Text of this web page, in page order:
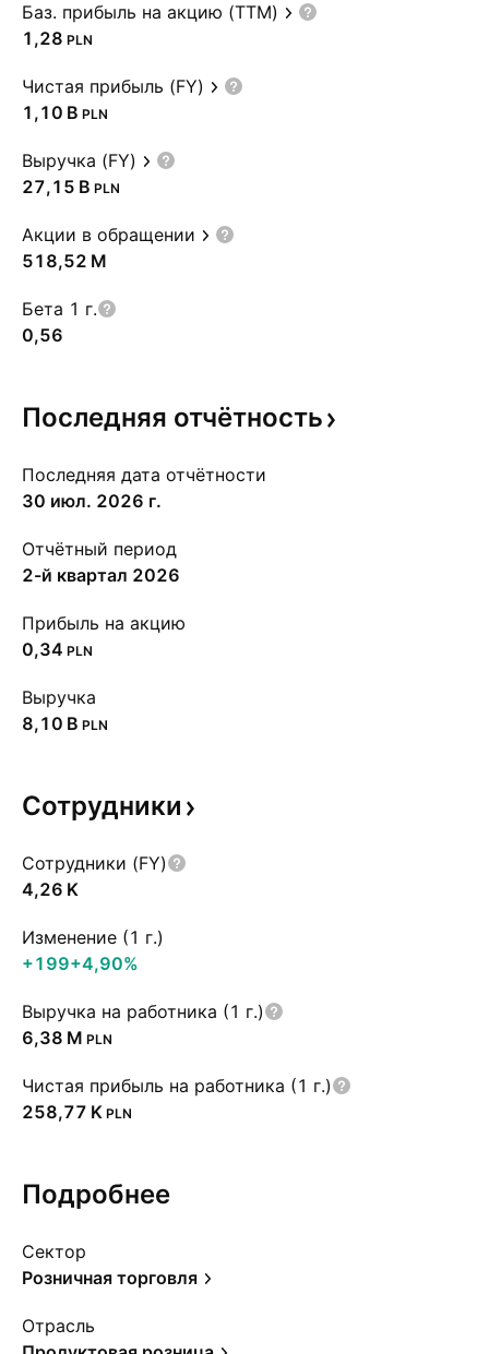
Баз. прибыль на акцию (TTM)
1,28 PLN
Чистая прибыль (FY)
‪1,10 B‬ PLN
Выручка (FY)
‪27,15 B‬ PLN
Акции в обращении
‪518,52 M‬
Бета 1 г.
0,56
Последняя отчётность
Последняя дата отчётности
30 июл. 2026 г.
Отчётный период
2-й квартал 2026
Прибыль на акцию
0,34 PLN
Выручка
‪8,10 B‬ PLN
Сотрудники
Сотрудники (FY)
‪4,26 K‬
Изменение (1 г.)
+199+4,90%
Выручка на работника (1 г.)
‪6,38 M‬ PLN
Чистая прибыль на работника (1 г.)
‪258,77 K‬ PLN
Подробнее
Сектор
Розничная торговля
Отрасль